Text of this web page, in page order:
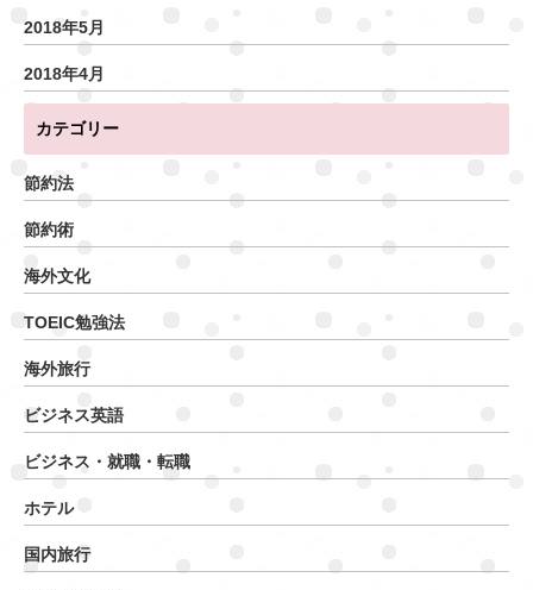
2018年5月
2018年4月
カテゴリー
節約法
節約術
海外文化
TOEIC勉強法
海外旅行
ビジネス英語
ビジネス・就職・転職
ホテル
国内旅行